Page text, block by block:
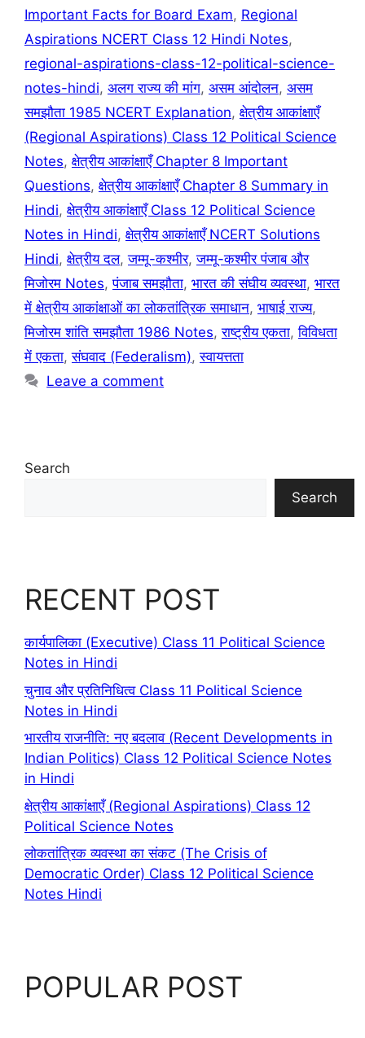
Important Facts for Board Exam, Regional
Aspirations NCERT Class 12 Hindi Notes,
regional-aspirations-class-12-political-science-
notes-hindi, अलग राज्य की मांग, असम आंदोलन, असम
समझौता 1985 NCERT Explanation, क्षेत्रीय आकांक्षाएँ
(Regional Aspirations) Class 12 Political Science
Notes, क्षेत्रीय आकांक्षाएँ Chapter 8 Important
Questions, क्षेत्रीय आकांक्षाएँ Chapter 8 Summary in
Hindi, क्षेत्रीय आकांक्षाएँ Class 12 Political Science
Notes in Hindi, क्षेत्रीय आकांक्षाएँ NCERT Solutions
Hindi, क्षेत्रीय दल,जम्मू-कश्मीर,जम्मू-कश्मीर पंजाब और
मिजोरम Notes,पंजाब समझौता, भारत की संघीय व्यवस्था, भारत
में क्षेत्रीय आकांक्षाओं का लोकतांत्रिक समाधान, भाषाई राज्य,
मिजोरम शांति समझौता 1986 Notes,राष्ट्रीय एकता,विविधता
में एकता,संघवाद (Federalism),स्वायत्तता
Leave a comment
Search
Search
RECENT POST
कार्यपालिका (Executive) Class 11 Political Science
Notes in Hindi
चुनाव और प्रतिनिधित्व Class 11 Political Science
Notes in Hindi
भारतीय राजनीति: नए बदलाव (Recent Developments in
Indian Politics) Class 12 Political Science Notes
in Hindi
क्षेत्रीय आकांक्षाएँ (Regional Aspirations) Class 12
Political Science Notes
लोकतांत्रिक व्यवस्था का संकट (The Crisis of
Democratic Order) Class 12 Political Science
Notes Hindi
POPULAR POST